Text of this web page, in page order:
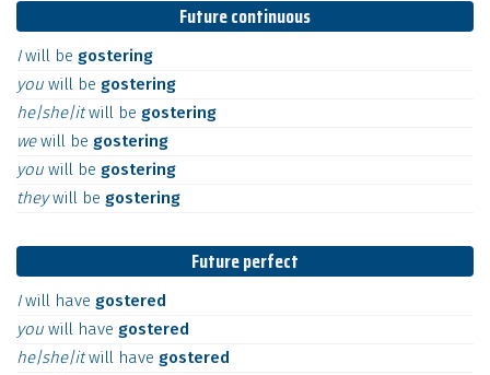
Future continuous
Iwill be gostering
you will be gostering
he|she|itwill be gostering
wewill be gostering
you will be gostering
theywill be gostering
Future perfect
Iwill have gostered
you will have gostered
he|she|itwill have gostered